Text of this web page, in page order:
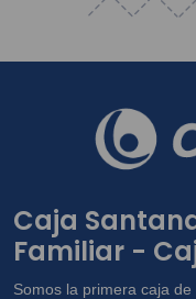
Caja
Familiar -
Somos la primera caja